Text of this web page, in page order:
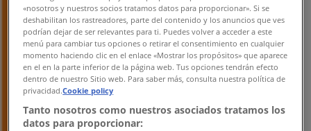
Miércoles
00:00 - 23:59
Jueves
00:00 - 23:59
Viernes
00:00 - 23:59
Sábado
00:00 - 23:59
«nosotros y nuestros socios tratamos datos para proporcionar». Si se
deshabilitan los rastreadores, parte del contenido y los anuncios que ves
podrían dejar de ser relevantes para ti. Puedes volver a acceder a este
menú para cambiar tus opciones o retirar el consentimiento en cualquier
momento haciendo clic en el enlace «Mostrar los propósitos» que aparece
en el en la parte inferior de la página web. Tus opciones tendrán efecto
dentro de nuestro Sitio web. Para saber más, consulta nuestra política de
privacidad.Cookie policy
Tanto nosotros como nuestros asociados tratamos los
datos para proporcionar: